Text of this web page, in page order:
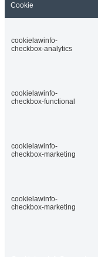
Cookie
cookielawinfo-
checkbox-analytics
cookielawinfo-
checkbox-functional
cookielawinfo-
checkbox-marketing
cookielawinfo-
checkbox-marketing